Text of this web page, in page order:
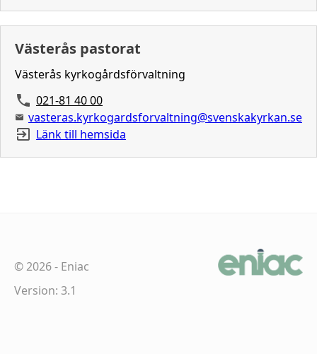
Västerås pastorat
Västerås kyrkogårdsförvaltning
021-81 40 00
vasteras.kyrkogardsforvaltning@svenskakyrkan.se
Länk till hemsida
©2026- Eniac
Version: 3.1